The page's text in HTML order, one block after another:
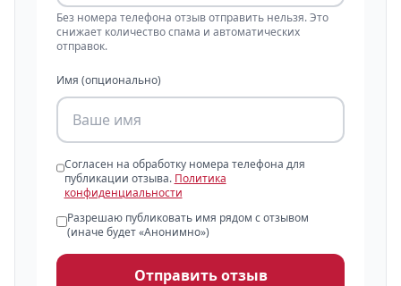
Без номера телефона отзыв отправить нельзя. Это
снижает количество спама и автоматических
отправок.
Имя (опционально)
Согласен на обработку номера телефона для
публикации отзыва. Политика
конфиденциальности
Разрешаю публиковать имя рядом с отзывом
(иначе будет «Анонимно»)
Отправить отзыв